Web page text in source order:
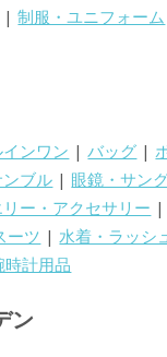
|制服・ユニフォーム
ンワン |バッグ |
ブル | 眼鏡・サン
リー・アクセサリー
ーツ | 水着・ラッシ
時計用品
ン